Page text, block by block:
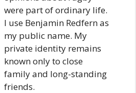
were part of ordinary life.
I use Benjamin Redfern as
my public name. My
private identity remains
known only to close
family and long-standing
friends.